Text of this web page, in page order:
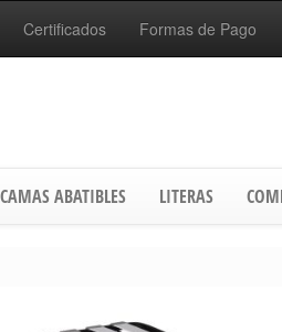
Certificados Formas de Pago
CAMAS ABATIBLES LITERAS